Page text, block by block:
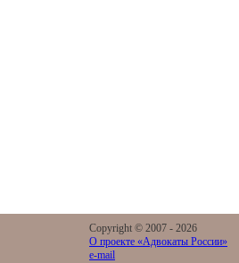
Copyright © 2007 - 2026
О проекте «Адвокаты России»
e-mail